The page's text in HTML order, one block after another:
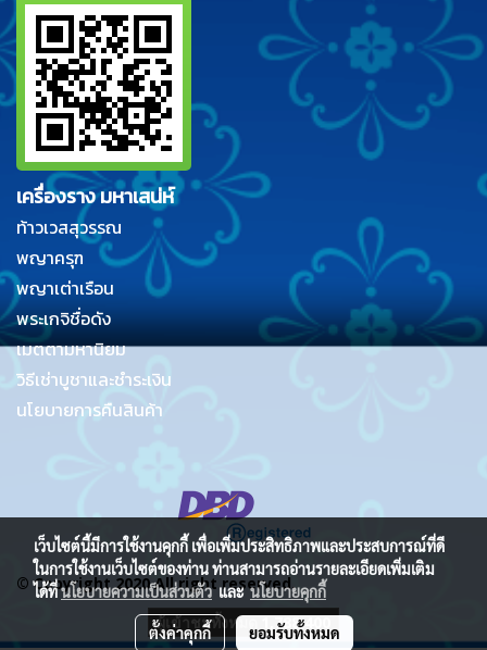
เครื่องราง มหาเสน่ห์
ท้าวเวสสุวรรณ
พญาครุฑ
พญาเต่าเรือน
พระเกจิชื่อดัง
เมตตามหานิยม
วิธีเช่าบูชาและชำระเงิน
นโยบายการคืนสินค้า
© Copyright 2020 All right reserved.
ผู้เข้าชมทั้งหมด1,788,400
เว็บไซต์นี้มีการใช้งานคุกกี้ เพื่อเพิ่มประสิทธิภาพและประสบการณ์ที่ดี
ในการใช้งานเว็บไซต์ของท่าน ท่านสามารถอ่านรายละเอียดเพิ่มเติม
ได้ที่นโยบายความเป็นส่วนตัวและนโยบายคุกกี้
ตั้งค่าคุกกี้ ยอมรับทั้งหมด